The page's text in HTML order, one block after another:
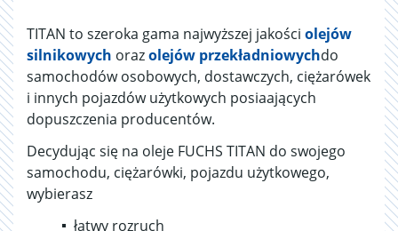
TITAN to szeroka gama najwyższej jakości olejów
silnikowych orazolejów przekładniowychdo
samochodów osobowych, dostawczych, ciężarówek
i innych pojazdów użytkowych posiaających
dopuszczenia producentów.
Decydując się na oleje FUCHS TITAN do swojego
samochodu, ciężarówki, pojazdu użytkowego,
wybierasz
łatwy rozruch